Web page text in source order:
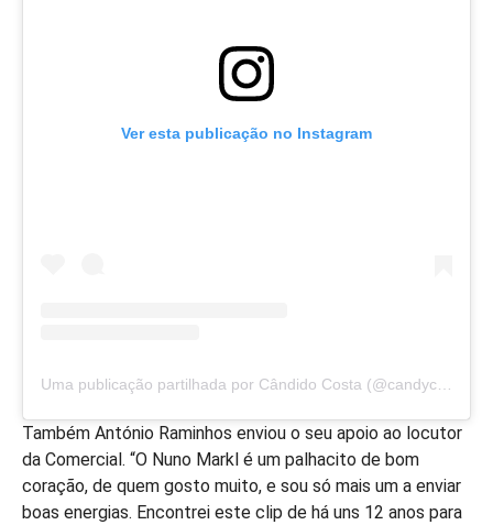
Ver esta publicação no Instagram
Também António Raminhos enviou o seu apoio ao locutor
da Comercial. “O Nuno Markl é um palhacito de bom
coração, de quem gosto muito, e sou só mais um a enviar
boas energias. Encontrei este clip de há uns 12 anos para